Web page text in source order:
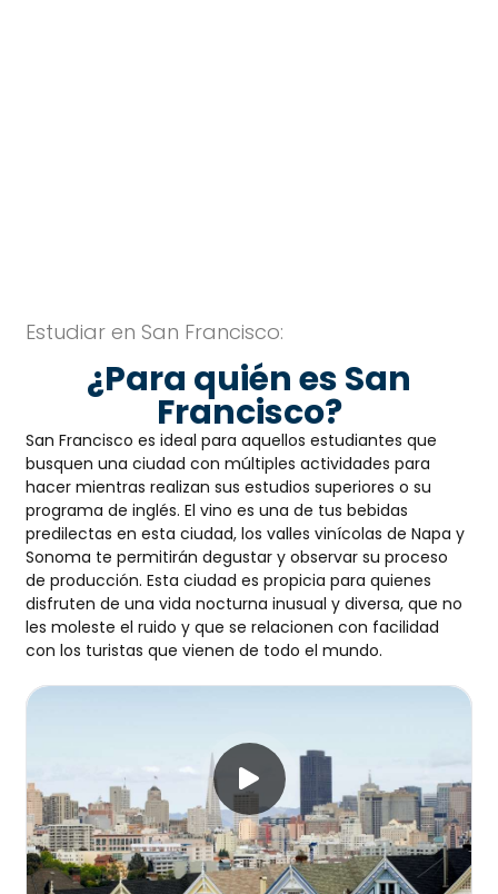
Estudiar en San Francisco:
¿Para quién es San
Francisco?
San Francisco es ideal para aquellos estudiantes que
busquen una ciudad con múltiples actividades para
hacer mientras realizan sus estudios superiores o su
programa de inglés. El vino es una de tus bebidas
predilectas en esta ciudad, los valles vinícolas de Napa y
Sonoma te permitirán degustar y observar su proceso
de producción. Esta ciudad es propicia para quienes
disfruten de una vida nocturna inusual y diversa, que no
les moleste el ruido y que se relacionen con facilidad
con los turistas que vienen de todo el mundo.